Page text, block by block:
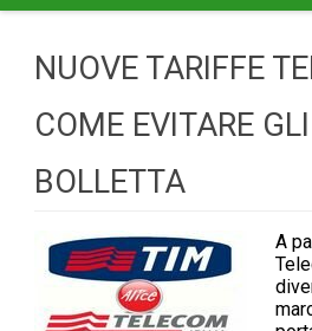
NUOVE TARIFFE
COME EVITARE
BOLLETTA
A